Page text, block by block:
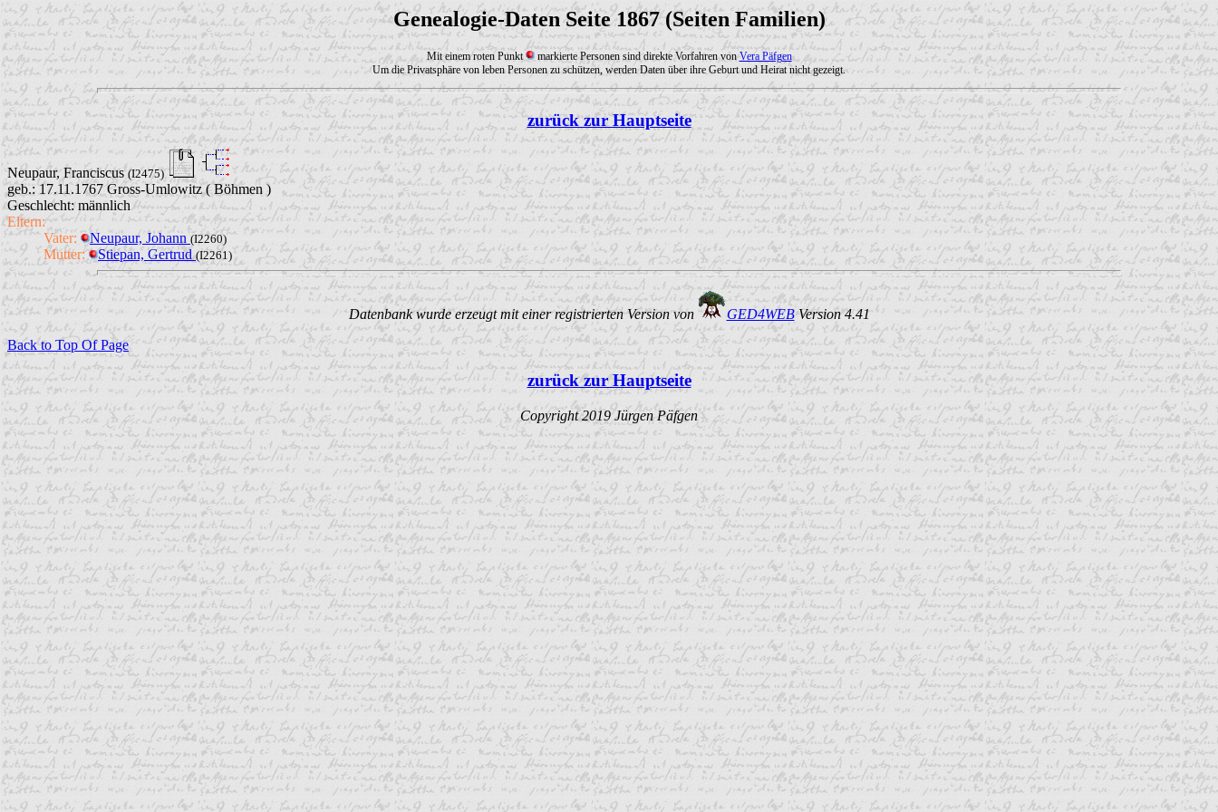
Genealogie-Daten Seite 1867 (Seiten Familien)
Mit einem roten Punkt markierte Personen sind direkte Vorfahren vonVera Päfgen
Um die Privatsphäre von leben Personen zu schützen, werden Daten über ihre Geburt und Heirat nicht gezeigt.
zurück zur Hauptseite
Neupaur, Franciscus(I2475)
geb.: 17.11.1767 Gross-Umlowitz ( Böhmen )
Geschlecht: männlich
Eltern:
Vater:
Neupaur, Johann(I2260)
Mutter: Stiepan, Gertrud(I2261)
Datenbank wurde erzeugt mit einer registrierten Version von GED4WEBVersion 4.41
Back to Top Of Page
zurück zur Hauptseite
Copyright 2019 Jürgen Päfgen